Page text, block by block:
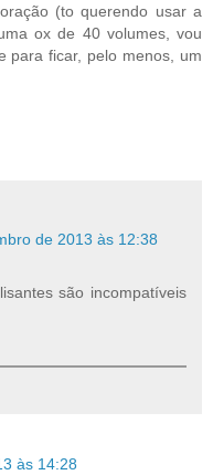
(to querendo usar a
ox de 40 volumes, vou
para ficar, pelo menos, um
de 2013 às 12:38
são incompatíveis
às 14:28